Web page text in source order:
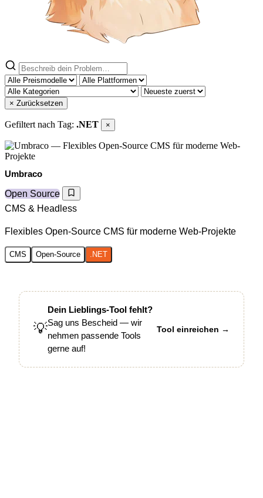
× Zurücksetzen
Gefiltert nach Tag: .NET ×
Umbraco
Open Source
CMS & Headless
Flexibles Open-Source CMS für moderne Web-Projekte
CMS Open-Source .NET
💡
Dein Lieblings-Tool fehlt?
Sag uns Bescheid — wir
nehmen passende Tools
gerne auf!
Tool einreichen →